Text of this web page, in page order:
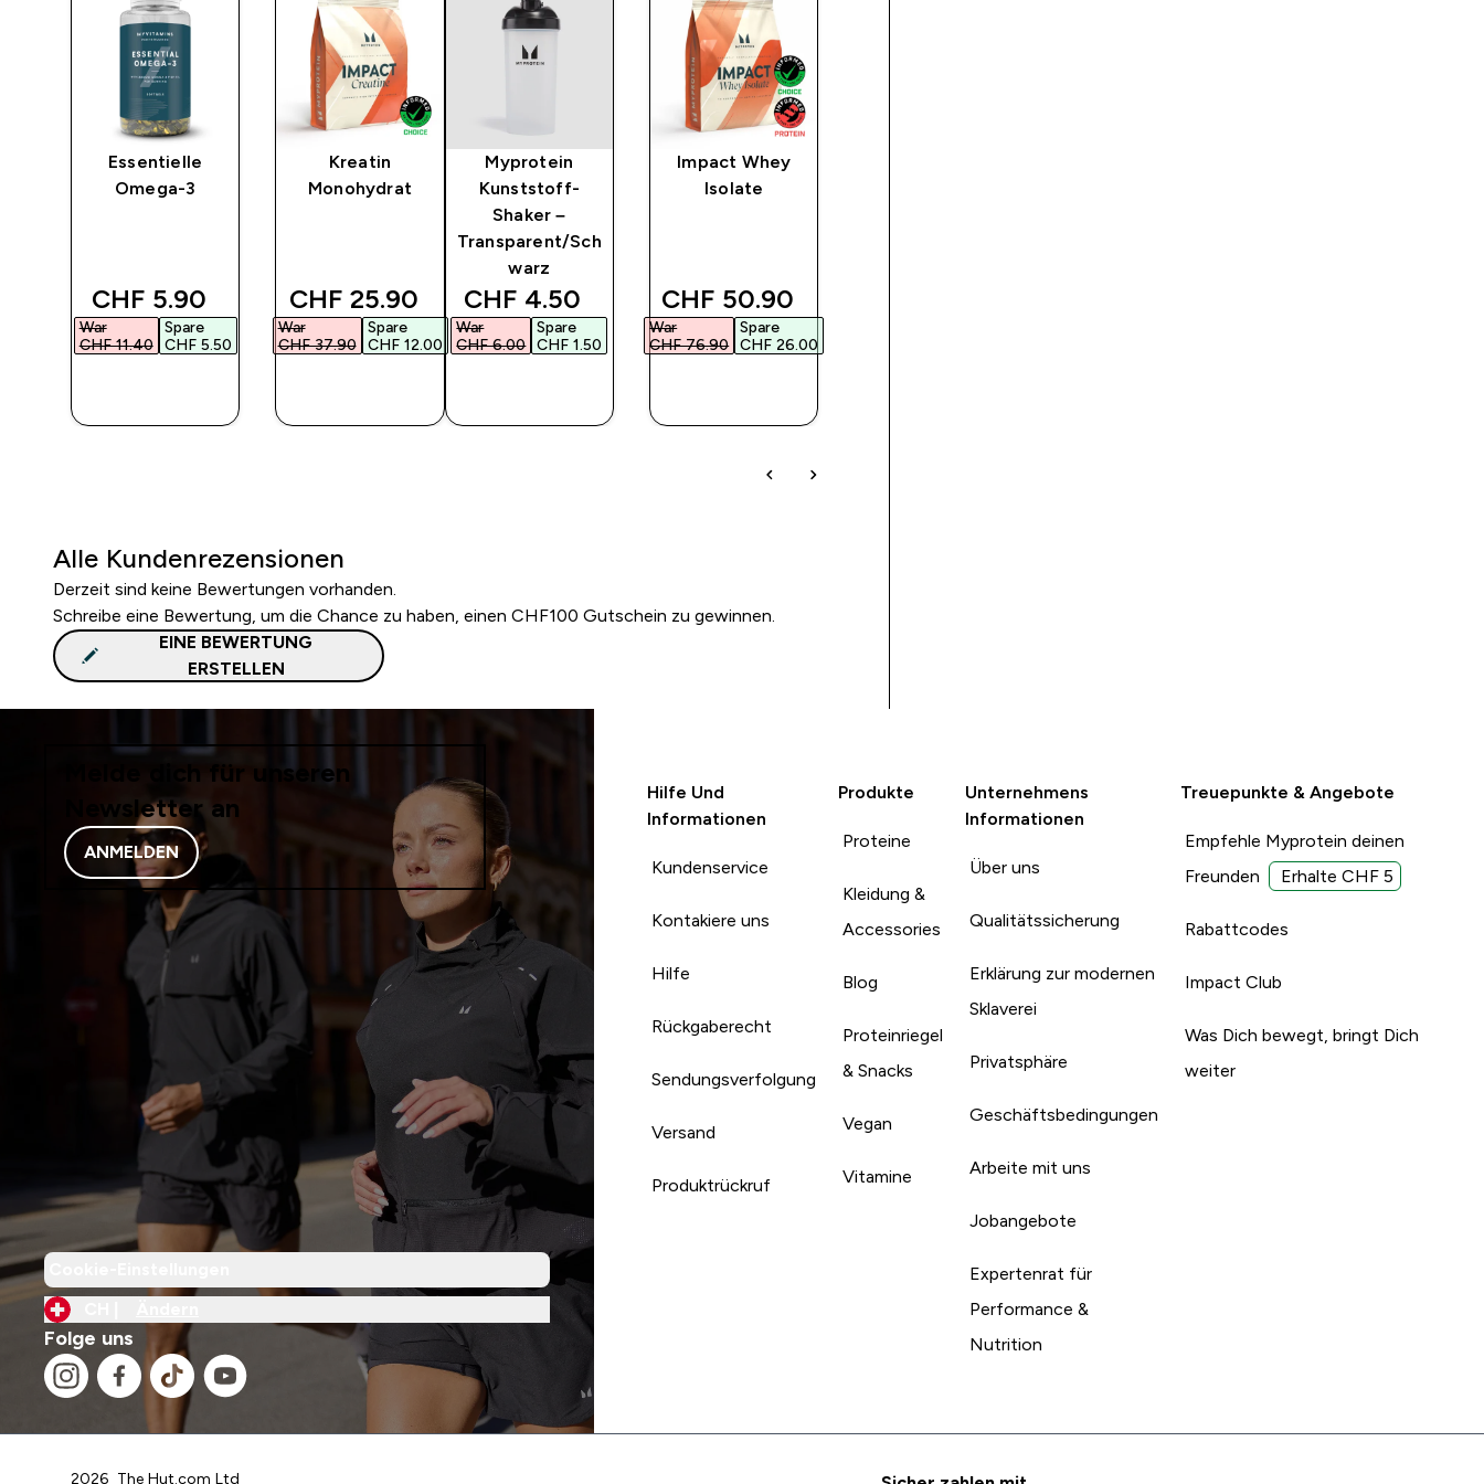
Essentielle
Omega-3
discounted price
CHF 5.90‎
War
CHF 11.40‎
Spare
CHF 5.50‎
Kreatin
Monohydrat
discounted price
CHF 25.90‎
War
CHF 37.90‎
Spare
CHF 12.00‎
Myprotein
Kunststoff-
Shaker –
Transparent/Sch
warz
discounted price
CHF 4.50‎
War
CHF 6.00‎
Spare
CHF 1.50‎
Impact Whey
Isolate
discounted price
CHF 50.90‎
War
CHF 76.90‎
Spare
CHF 26.00‎
Alle Kundenrezensionen
Derzeit sind keine Bewertungen vorhanden.
Schreibe eine Bewertung, um die Chance zu haben, einen CHF100 Gutschein zu gewinnen.
EINE BEWERTUNG
ERSTELLEN
Melde dich für unseren
Newsletter an
ANMELDEN
Folge uns
Hilfe Und
Informationen
Kundenservice
Kontakiere uns
Hilfe
Rückgaberecht
Sendungsverfolgung
Versand
Produktrückruf
Produkte
Proteine
Kleidung &
Accessories
Blog
Proteinriegel
& Snacks
Vegan
Vitamine
Unternehmens
Informationen
Über uns
Qualitätssicherung
Erklärung zur modernen
Sklaverei
Privatsphäre
Geschäftsbedingungen
Arbeite mit uns
Jobangebote
Expertenrat für
Performance &
Nutrition
Treuepunkte & Angebote
Empfehle Myprotein deinen
Freunden
Erhalte CHF 5
Rabattcodes
Impact Club
Was Dich bewegt, bringt Dich
weiter
2026 The Hut.com Ltd